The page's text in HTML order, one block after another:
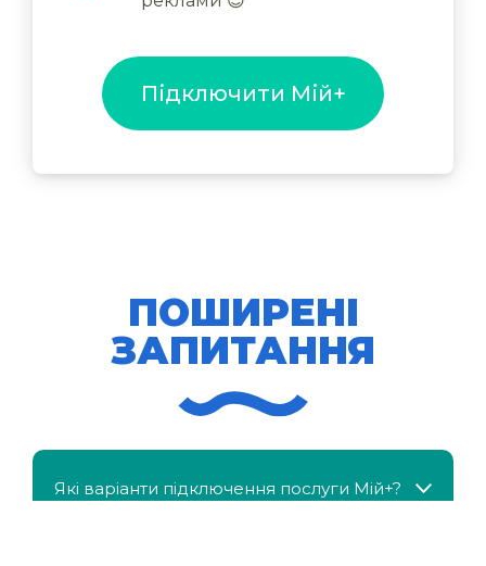
Підключити Мій+
ПОШИРЕНІ
ЗАПИТАННЯ
Які варіанти підключення послуги Мій+?